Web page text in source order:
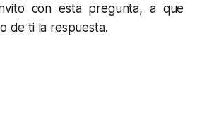
con esta pregunta, a que
de ti la respuesta.